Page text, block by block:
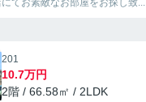
てお素敵なお部屋をお探し致...
201
10.7万円
2階 / 66.58㎡ / 2LDK